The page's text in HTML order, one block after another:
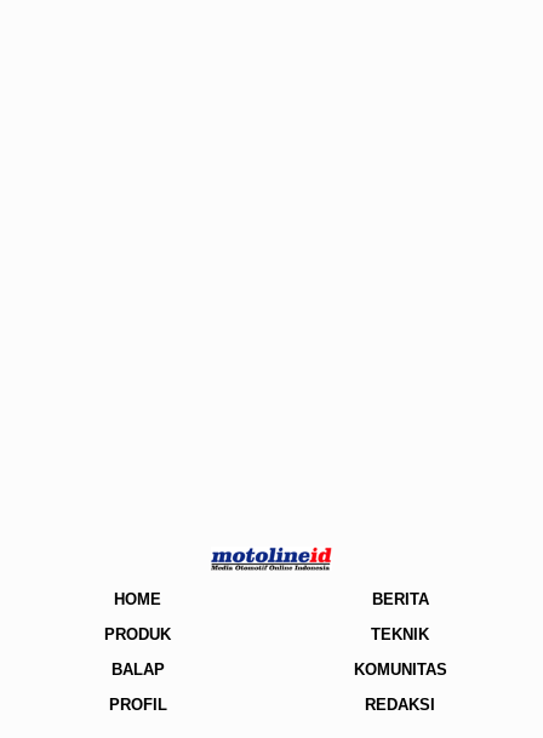
HOME
BERITA
PRODUK
TEKNIK
BALAP
KOMUNITAS
PROFIL
REDAKSI